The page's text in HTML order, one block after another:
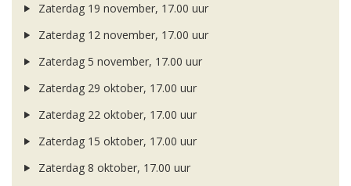
Zaterdag 19 november, 17.00 uur
Zaterdag 12 november, 17.00 uur
Zaterdag 5 november, 17.00 uur
Zaterdag 29 oktober, 17.00 uur
Zaterdag 22 oktober, 17.00 uur
Zaterdag 15 oktober, 17.00 uur
Zaterdag 8 oktober, 17.00 uur